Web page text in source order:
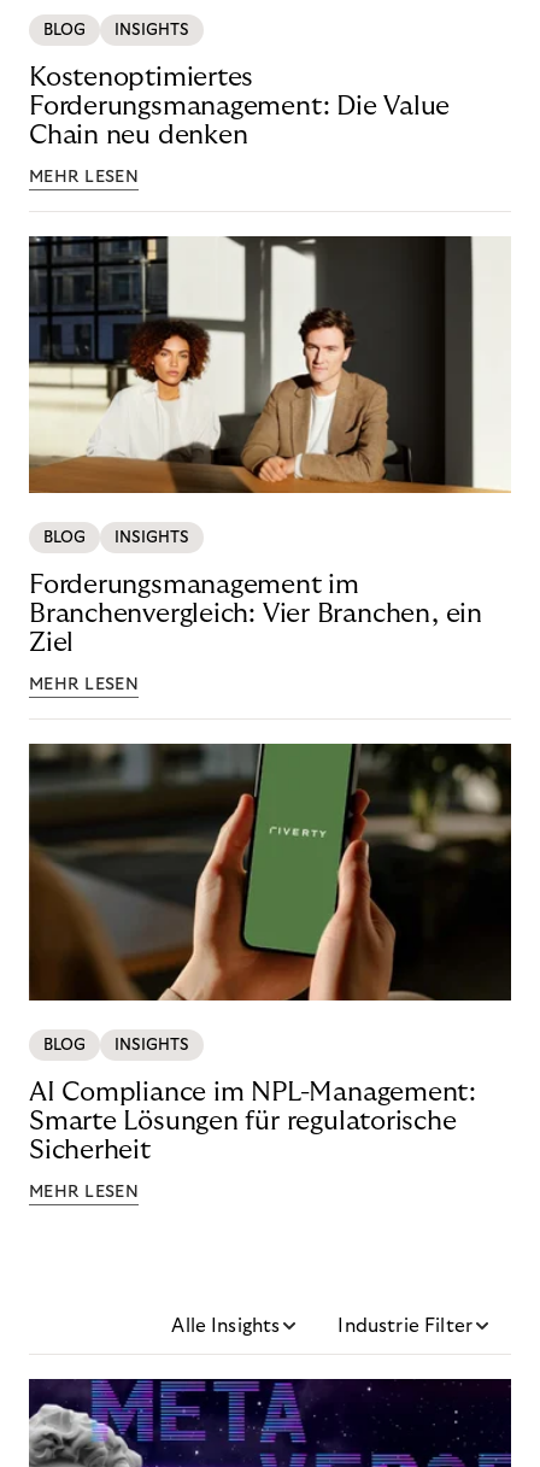
BLOG INSIGHTS
Kostenoptimiertes
Forderungsmanagement: Die Value
Chain neu denken
MEHR LESEN
BLOG INSIGHTS
Forderungsmanagement im
Branchenvergleich: Vier Branchen, ein
Ziel
MEHR LESEN
BLOG INSIGHTS
AI Compliance im NPL-Management:
Smarte Lösungen für regulatorische
Sicherheit
MEHR LESEN
Alle Insights Industrie Filter